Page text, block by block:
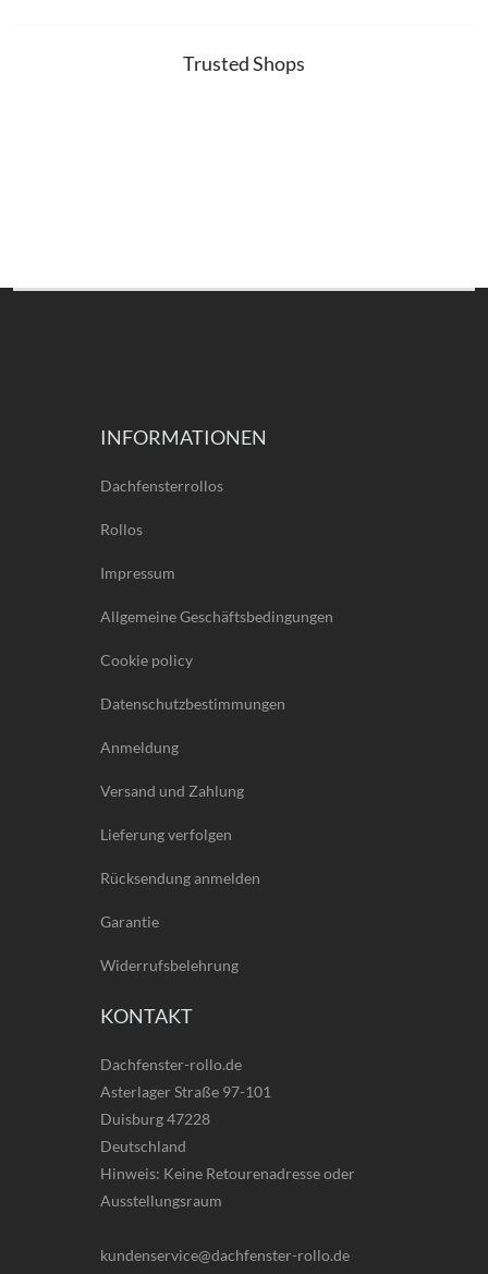
Trusted Shops
INFORMATIONEN
Dachfensterrollos
Rollos
Impressum
Allgemeine Geschäftsbedingungen
Cookie policy
Datenschutzbestimmungen
Anmeldung
Versand und Zahlung
Lieferung verfolgen
Rücksendung anmelden
Garantie
Widerrufsbelehrung
KONTAKT
Dachfenster-rollo.de
Asterlager Straße 97-101
Duisburg 47228
Deutschland
Hinweis: Keine Retourenadresse oder
Ausstellungsraum
kundenservice@dachfenster-rollo.de